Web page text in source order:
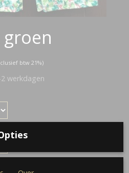
btw 21%)
werkdagen